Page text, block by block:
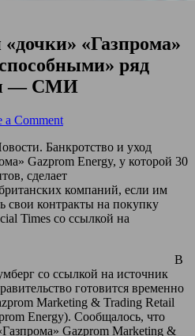
«Газпрома»
ряд
— СМИ
a Comment
Банкротство и уход
Gazprom Energy, у которой 30
сделает
компаний, если им
свои контракты на покупку
Times со ссылкой на
В
со ссылкой на источник
готовится временно
Marketing & Trading Retail
Energy). Сообщалось, что
Gazprom Marketing &